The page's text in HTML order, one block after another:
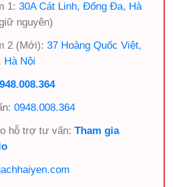
1: 30A Cát Linh, Đống Đa, Hà
nguyên)
2 (Mới): 37 Hoàng Quốc Việt,
Hà Nội
0948.008.364
hỗ trợ tư vấn: Tham gia